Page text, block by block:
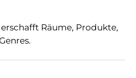
Räume, Produkte,